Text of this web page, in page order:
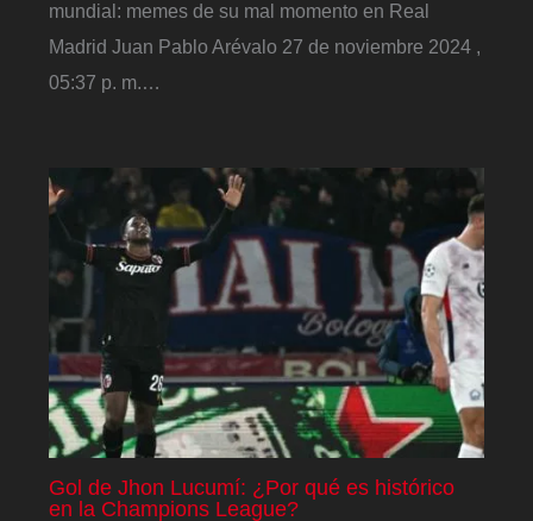
mundial: memes de su mal momento en Real
Madrid Juan Pablo Arévalo 27 de noviembre 2024 ,
05:37 p. m.…
Gol de Jhon Lucumí: ¿Por qué es histórico
en la Champions League?